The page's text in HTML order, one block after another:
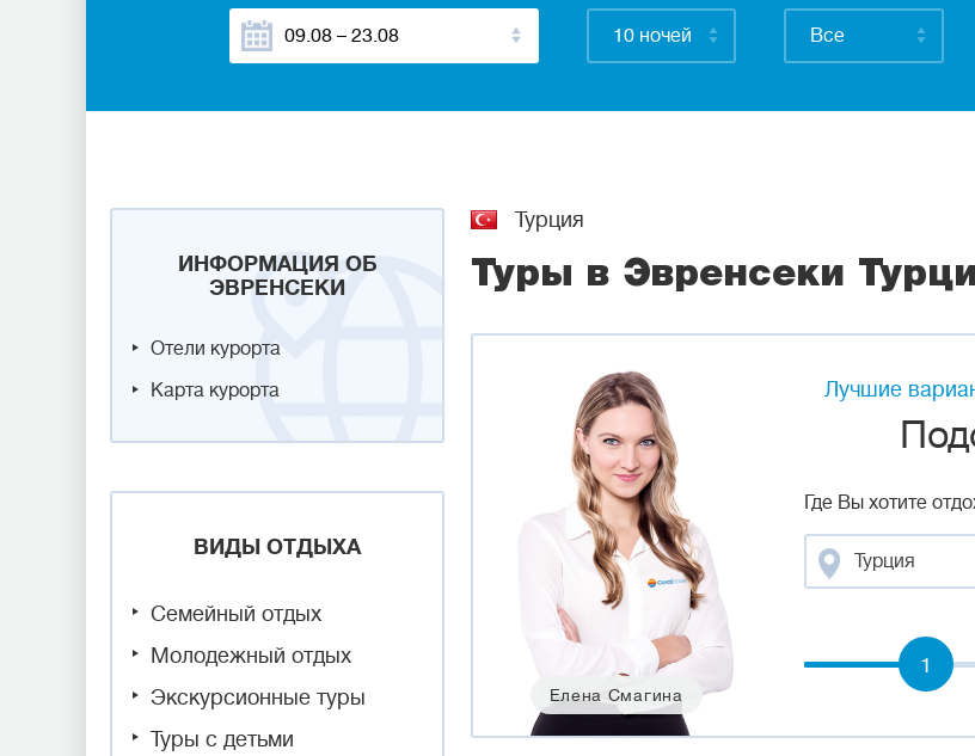
10 ночей Все
ИНФОРМАЦИЯ ОБ
ЭВРЕНСЕКИ
Отели курорта
Карта курорта
ВИДЫ ОТДЫХА
Семейный отдых
Молодежный отдых
Экскурсионные туры
Туры с детьми
Турция
Туры в Эвренсеки
Елена Смагина
Лучшие
Где Вы хотите
Турция
1